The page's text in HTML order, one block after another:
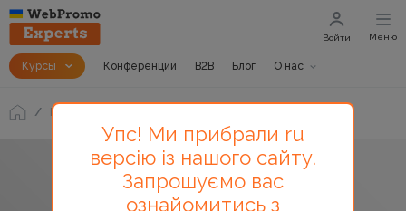
Курсы Конференции B2B Блог О нас
Войти Меню
Блог
Упс! Ми прибрали ru
версію із нашого сайту.
Запрошуємо вас
ознайомитись з